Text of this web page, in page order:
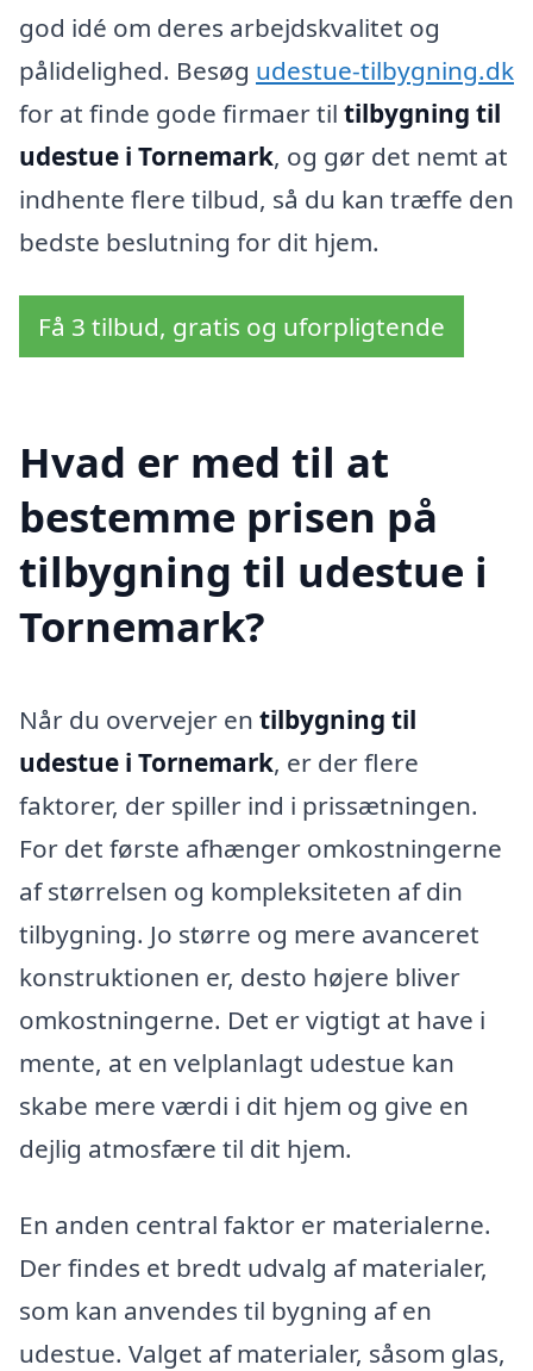
god idé om deres arbejdskvalitet og
pålidelighed. Besøg udestue-tilbygning.dk
for at finde gode firmaer til tilbygning til
udestue i Tornemark, og gør det nemt at
indhente flere tilbud, så du kan træffe den
bedste beslutning for dit hjem.
Få 3 tilbud, gratis og uforpligtende
Hvad er med til at
bestemme prisen på
tilbygning til udestue i
Tornemark?
Når du overvejer en tilbygning til
udestue i Tornemark, er der flere
faktorer, der spiller ind i prissætningen.
For det første afhænger omkostningerne
af størrelsen og kompleksiteten af din
tilbygning. Jo større og mere avanceret
konstruktionen er, desto højere bliver
omkostningerne. Det er vigtigt at have i
mente, at en velplanlagt udestue kan
skabe mere værdi i dit hjem og give en
dejlig atmosfære til dit hjem.
En anden central faktor er materialerne.
Der findes et bredt udvalg af materialer,
som kan anvendes til bygning af en
udestue. Valget af materialer, såsom glas,